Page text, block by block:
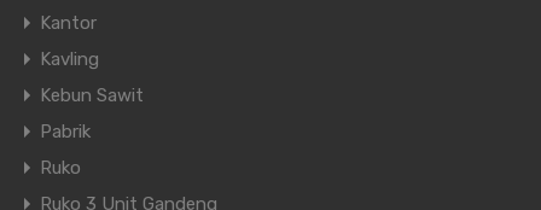
Kantor
Kavling
Kebun Sawit
Pabrik
Ruko
Ruko 3 Unit Gandeng